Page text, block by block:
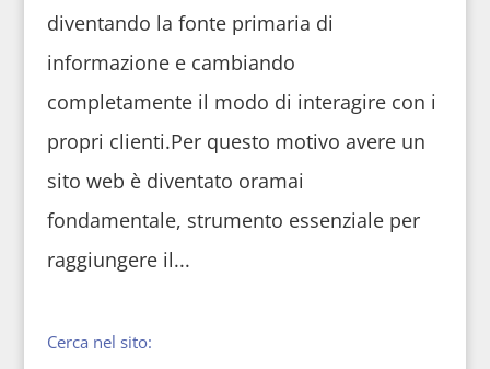
diventando la fonte primaria di
informazione e cambiando
completamente il modo di interagire con i
propri clienti.Per questo motivo avere un
sito web è diventato oramai
fondamentale, strumento essenziale per
raggiungere il...
Cerca nel sito: